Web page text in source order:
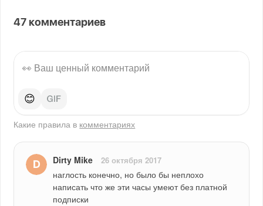
47 комментариев
😊
Какие правила в комментариях
Dirty Mike 26 октября 2017
наглость конечно, но было бы неплохо
написать что же эти часы умеют без платной
подписки